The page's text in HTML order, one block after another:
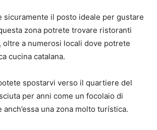
sicuramente il posto ideale per gustare
zona potrete trovare ristoranti
a numerosi locali dove potrete
cucina catalana.
spostarvi verso il quartiere del
per anni come un focolaio di
una zona molto turística.